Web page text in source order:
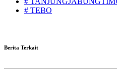
# TEBO
Berita Terkait